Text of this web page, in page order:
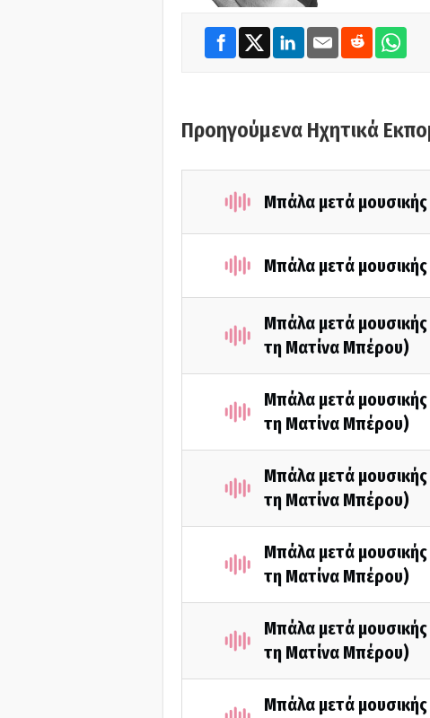
Προηγούμενα Ηχητικά
Μπάλα μετά
Μπάλα μετά
Μπάλα μετά
τη Ματίνα Μπέρου)
Μπάλα μετά
τη Ματίνα Μπέρου)
Μπάλα μετά
τη Ματίνα Μπέρου)
Μπάλα μετά
τη Ματίνα Μπέρου)
Μπάλα μετά
τη Ματίνα Μπέρου)
Μπάλα μετά